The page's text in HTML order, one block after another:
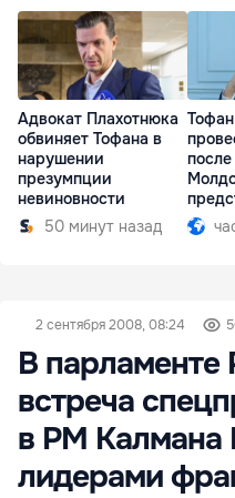
Адвокат Плахотнюка
обвиняет Тофана в
нарушении
презумпции
невиновности
50 минут назад
2 сентября 2008, 08:24
В парламенте
встреча
в РМ
лидерами